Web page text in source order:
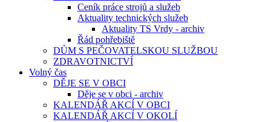
Ceník práce strojů a služeb
Aktuality technických služeb
Aktuality TS Vrdy - archiv
Řád pohřebiště
DŮM S PEČOVATELSKOU SLUŽBOU
ZDRAVOTNICTVÍ
Volný čas
DĚJE SE V OBCI
Děje se v obci - archiv
KALENDÁŘ AKCÍ V OBCI
KALENDÁŘ AKCÍ V OKOLÍ